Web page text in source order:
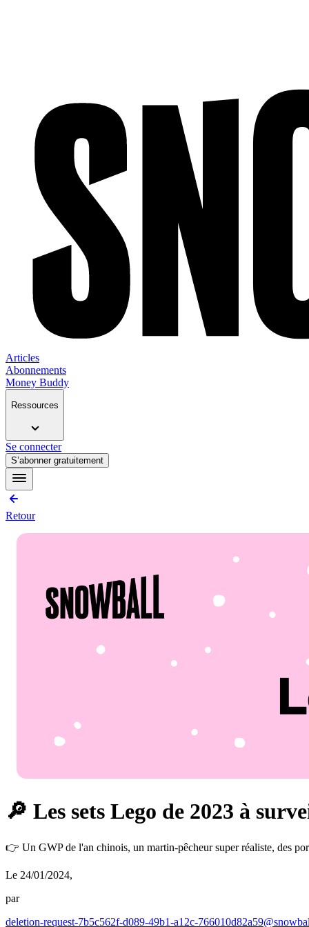
Articles
Abonnements
Money Buddy
Ressources
Se connecter
S’abonner gratuitement
Retour
🔎 Les sets Lego de 2023 à
👉 Un GWP de l'an chinois, un martin-pêcheur super réaliste, des
Le 24/01/2024,
par
deletion-request-7b5c562f-d089-49b1-a12c-